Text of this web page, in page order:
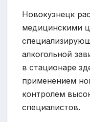
Новокузнецк
медицинскими
алкогольной
в стационаре
применением
контролем
специалистов.